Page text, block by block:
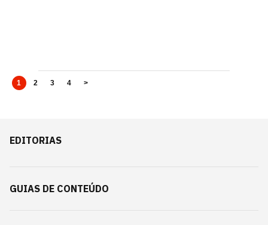
1 2 3 4 >
EDITORIAS
GUIAS DE CONTEÚDO